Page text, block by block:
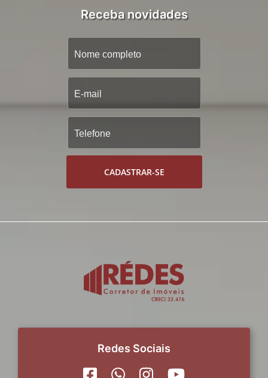
Receba novidades
CADASTRAR-SE
Redes Sociais